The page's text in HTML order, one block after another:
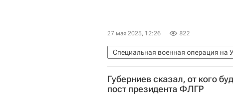
27 мая 2025, 12:26 822
Специальная военная операция на
Безопасность
Запорожская
Министерство обороны РФ
Губерниев сказал, от кого
пост президента ФЛГР